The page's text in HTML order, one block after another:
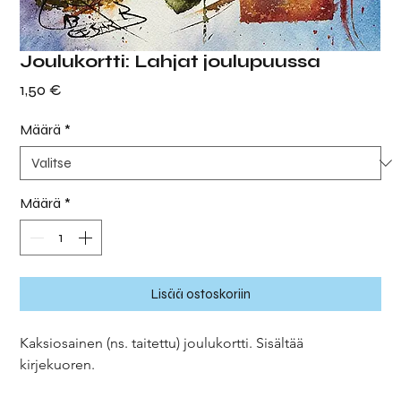
Joulukortti: Lahjat joulupuussa
1,50 €
Määrä *
Määrä *
Lisää ostoskoriin
Kaksiosainen (ns. taitettu) joulukortti. Sisältää
kirjekuoren.